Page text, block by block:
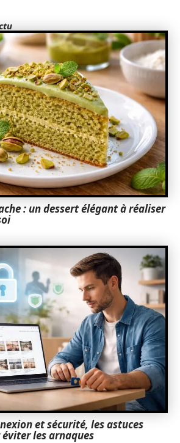
: un dessert élégant à réaliser
et sécurité, les astuces
les arnaques